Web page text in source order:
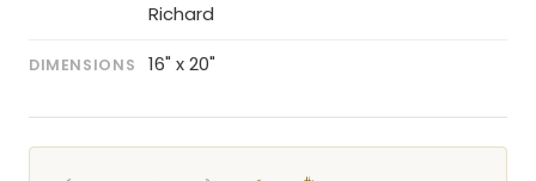
Richard
DIMENSIONS 16" x 20"